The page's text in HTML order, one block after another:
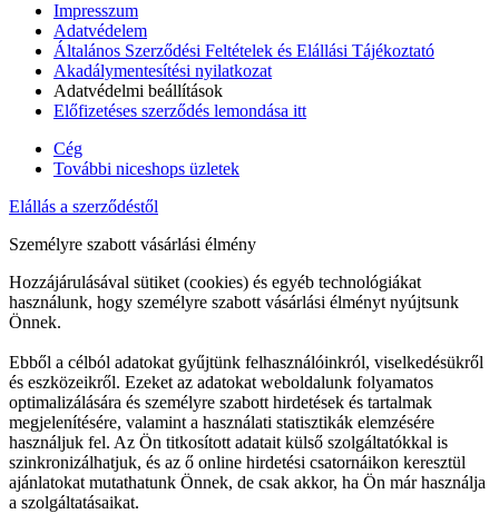
Impresszum
Adatvédelem
Általános Szerződési Feltételek és Elállási Tájékoztató
Akadálymentesítési nyilatkozat
Adatvédelmi beállítások
Előfizetéses szerződés lemondása itt
Cég
További niceshops üzletek
Elállás a szerződéstől
Személyre szabott vásárlási élmény
Hozzájárulásával sütiket (cookies) és egyéb technológiákat
használunk, hogy személyre szabott vásárlási élményt nyújtsunk
Önnek.
Ebből a célból adatokat gyűjtünk felhasználóinkról, viselkedésükről
és eszközeikről. Ezeket az adatokat weboldalunk folyamatos
optimalizálására és személyre szabott hirdetések és tartalmak
megjelenítésére, valamint a használati statisztikák elemzésére
használjuk fel. Az Ön titkosított adatait külső szolgáltatókkal is
szinkronizálhatjuk, és az ő online hirdetési csatornáikon keresztül
ajánlatokat mutathatunk Önnek, de csak akkor, ha Ön már használja
a szolgáltatásaikat.